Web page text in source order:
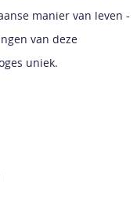
manier van leven -
van deze
uniek.